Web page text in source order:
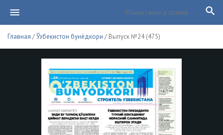
Главная /Ўзбекистон бунёдкори / Выпуск №24 (475)